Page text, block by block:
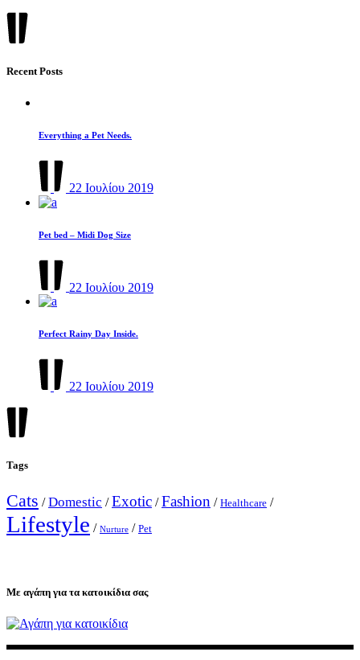
Recent Posts
Everything a Pet Needs.
22 Ιουλίου 2019
Pet bed – Midi Dog Size
22 Ιουλίου 2019
Perfect Rainy Day Inside.
22 Ιουλίου 2019
Tags
Cats /Domestic /Exotic /Fashion / Healthcare /
Lifestyle / Nurture / Pet
Με αγάπη για τα κατοικίδια σας